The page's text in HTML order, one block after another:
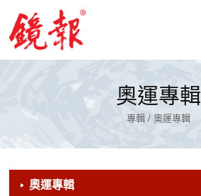
奧運專輯
專輯 / 奧運專輯
奧運專輯